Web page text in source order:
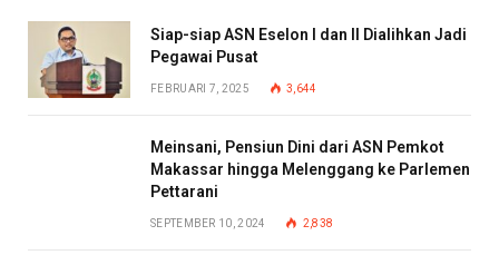
Siap-siap ASN Eselon I dan II Dialihkan Jadi
Pegawai Pusat
FEBRUARI 7, 2025 3,644
Meinsani, Pensiun Dini dari ASN Pemkot
Makassar hingga Melenggang ke Parlemen
Pettarani
SEPTEMBER 10, 2024 2,838